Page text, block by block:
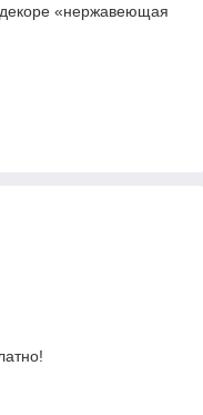
декоре «нержавеющая